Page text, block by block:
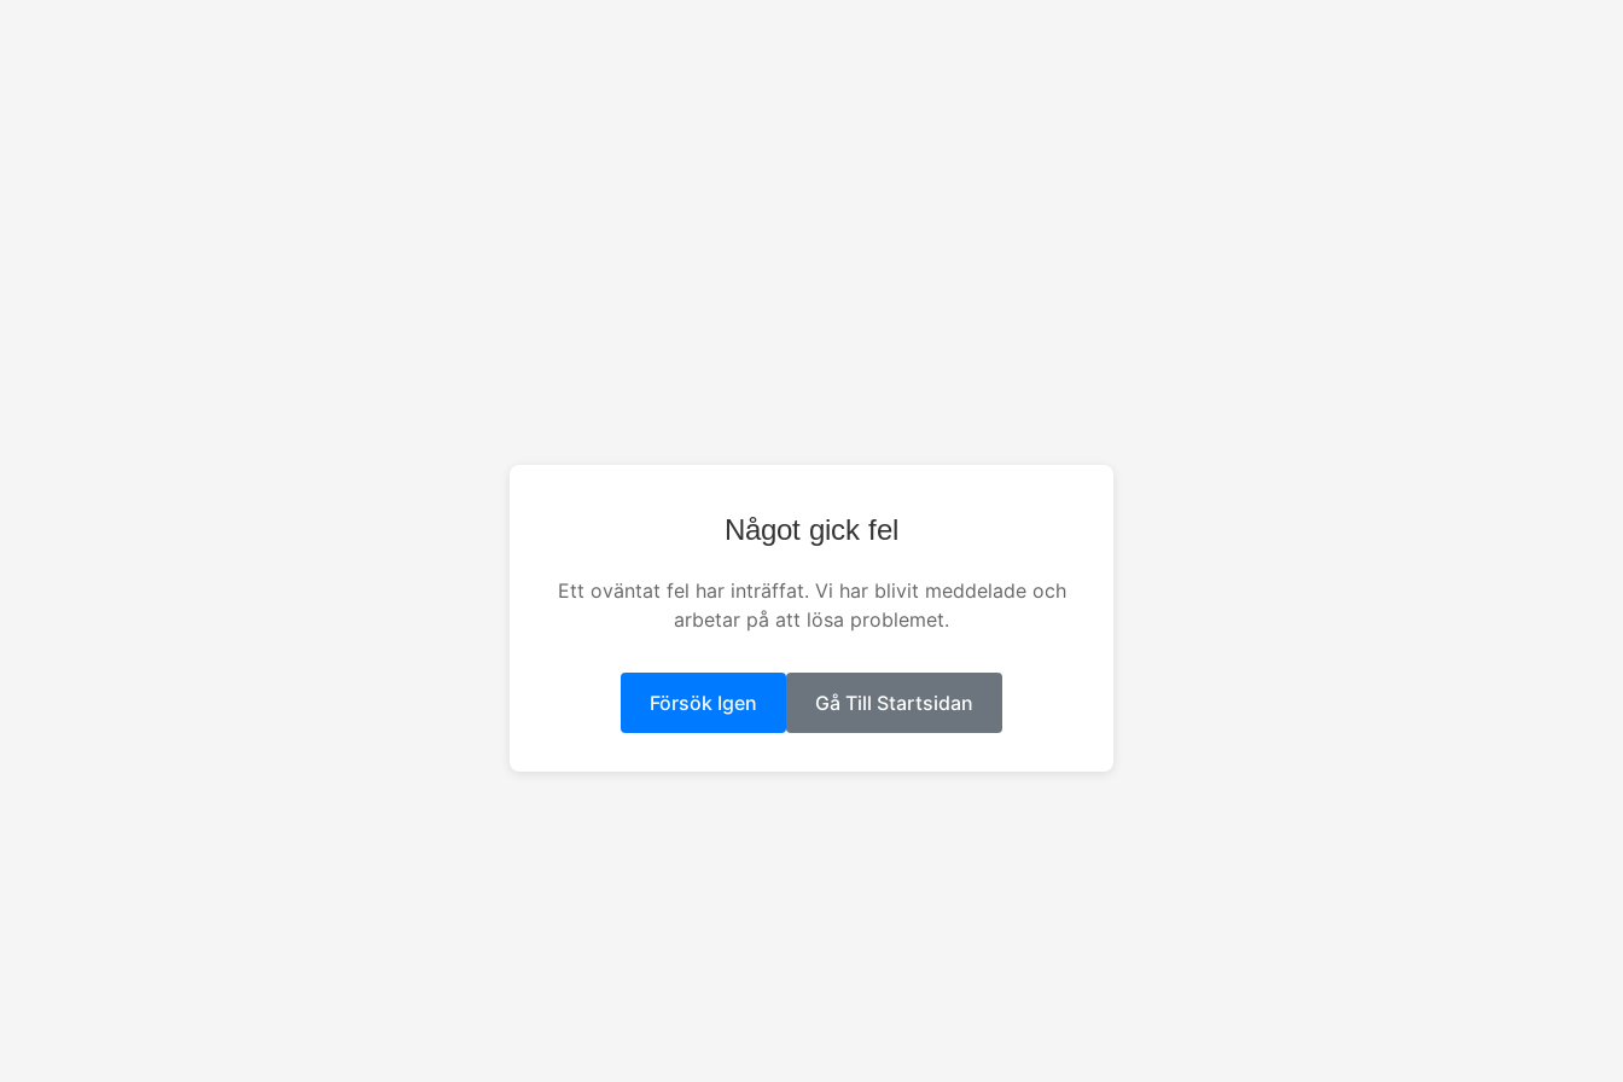
Något gick fel
Ett oväntat fel har inträffat. Vi har blivit meddelade och
arbetar på att lösa problemet.
Försök Igen Gå Till Startsidan